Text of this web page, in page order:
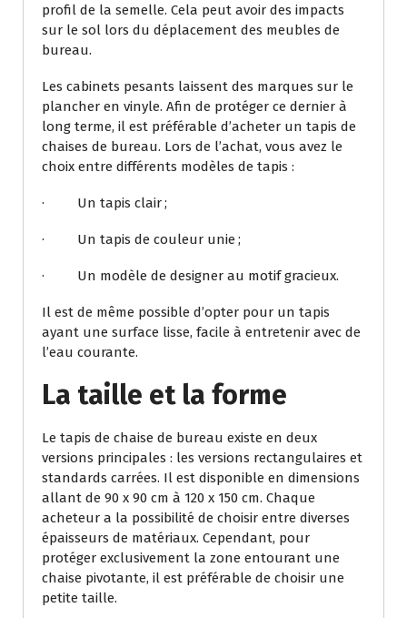
profil de la semelle. Cela peut avoir des impacts
sur le sol lors du déplacement des meubles de
bureau.
Les cabinets pesants laissent des marques sur le
plancher en vinyle. Afin de protéger ce dernier à
long terme, il est préférable d’acheter un tapis de
chaises de bureau. Lors de l’achat, vous avez le
choix entre différents modèles de tapis :
· Un tapis clair ;
· Un tapis de couleur unie ;
· Un modèle de designer au motif gracieux.
Il est de même possible d’opter pour un tapis
ayant une surface lisse, facile à entretenir avec de
l’eau courante.
La taille et la forme
Le tapis de chaise de bureau existe en deux
versions principales : les versions rectangulaires et
standards carrées. Il est disponible en dimensions
allant de 90 x 90 cm à 120 x 150 cm. Chaque
acheteur a la possibilité de choisir entre diverses
épaisseurs de matériaux. Cependant, pour
protéger exclusivement la zone entourant une
chaise pivotante, il est préférable de choisir une
petite taille.